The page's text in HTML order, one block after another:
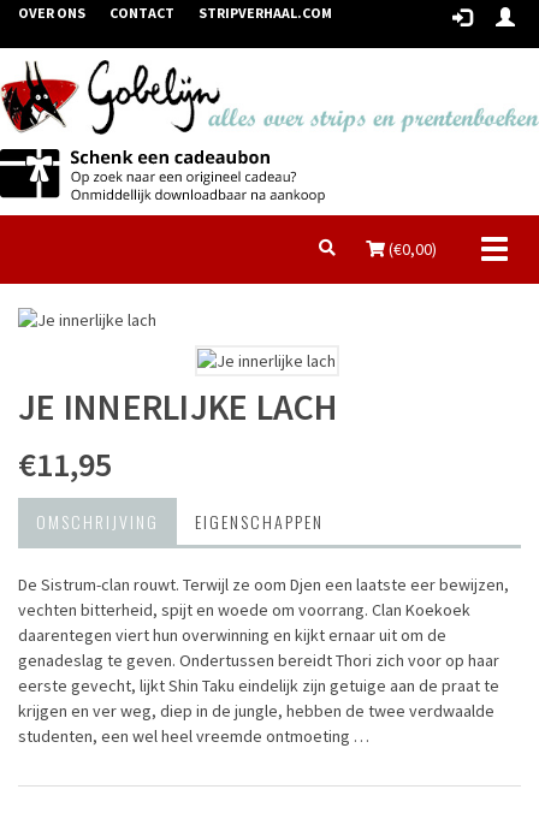
OVER ONS CONTACT STRIPVERHAAL.COM
(€0,00)
JE INNERLIJKE LACH
€11,95
OMSCHRIJVING EIGENSCHAPPEN
De Sistrum-clan rouwt. Terwijl ze oom Djen een laatste eer bewijzen,
vechten bitterheid, spijt en woede om voorrang. Clan Koekoek
daarentegen viert hun overwinning en kijkt ernaar uit om de
genadeslag te geven. Ondertussen bereidt Thori zich voor op haar
eerste gevecht, lijkt Shin Taku eindelijk zijn getuige aan de praat te
krijgen en ver weg, diep in de jungle, hebben de twee verdwaalde
studenten, een wel heel vreemde ontmoeting …